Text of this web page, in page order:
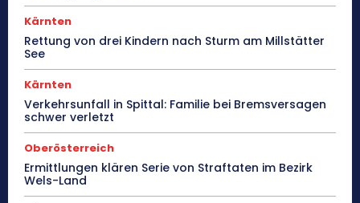
Kärnten
Rettung von drei Kindern nach Sturm am Millstätter
See
Kärnten
Verkehrsunfall in Spittal: Familie bei Bremsversagen
schwer verletzt
Oberösterreich
Ermittlungen klären Serie von Straftaten im Bezirk
Wels-Land